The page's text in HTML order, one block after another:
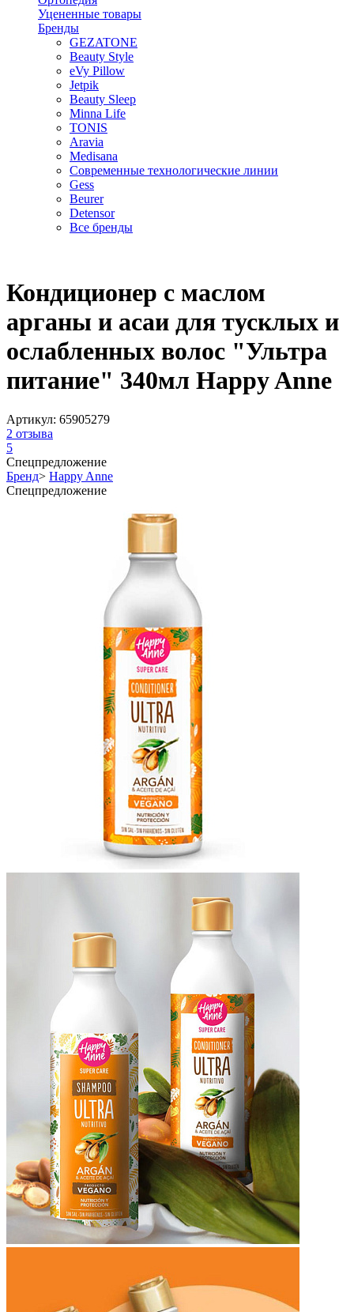
Уцененные товары
Бренды
GEZATONE
Beauty Style
eVy Pillow
Jetpik
Beauty Sleep
Minna Life
TONIS
Aravia
Medisana
Современные технологические линии
Gess
Beurer
Detensor
Все бренды
Кондиционер с маслом
арганы и асаи для тусклых и
ослабленных волос "Ультра
питание" 340мл Happy Anne
Артикул: 65905279
2 отзыва
5
Спецпредложение
Бренд> Happy Anne
Спецпредложение